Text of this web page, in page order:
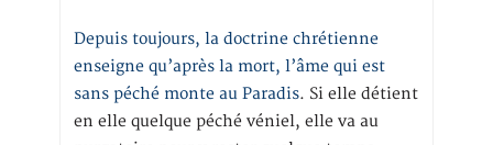
Depuis toujours, la doctrine chrétienne
enseigne qu’après la mort, l’âme qui est
sans péché monte au Paradis. Si elle détient
en elle quelque péché véniel, elle va au